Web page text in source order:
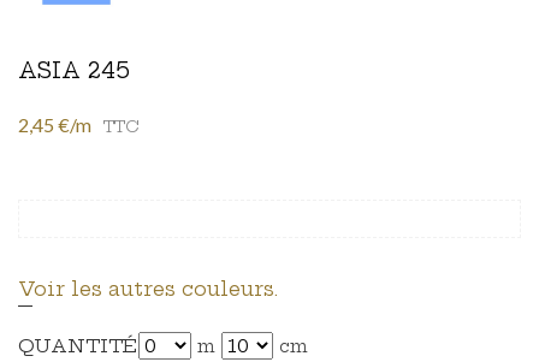
ASIA 245
2,45 €/m TTC
Voir les autres couleurs.
QUANTITÉ m cm